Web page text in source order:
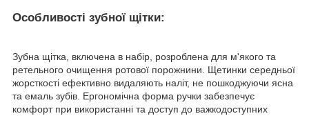
Особливості зубної щітки:
Зубна щітка, включена в набір, розроблена для м'якого та
ретельного очищення ротової порожнини. Щетинки середньої
жорсткості ефективно видаляють наліт, не пошкоджуючи ясна
та емаль зубів. Ергономічна форма ручки забезпечує
комфорт при використанні та доступ до важкодоступних